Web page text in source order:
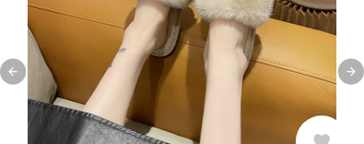
Previous slide